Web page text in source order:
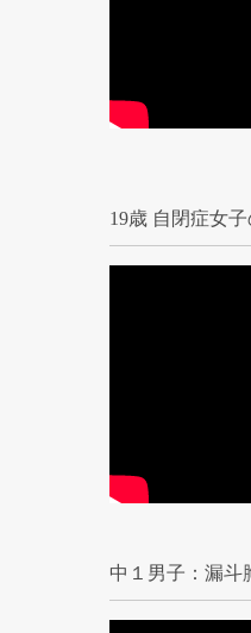
19歳 自閉症女
中１男子：漏斗